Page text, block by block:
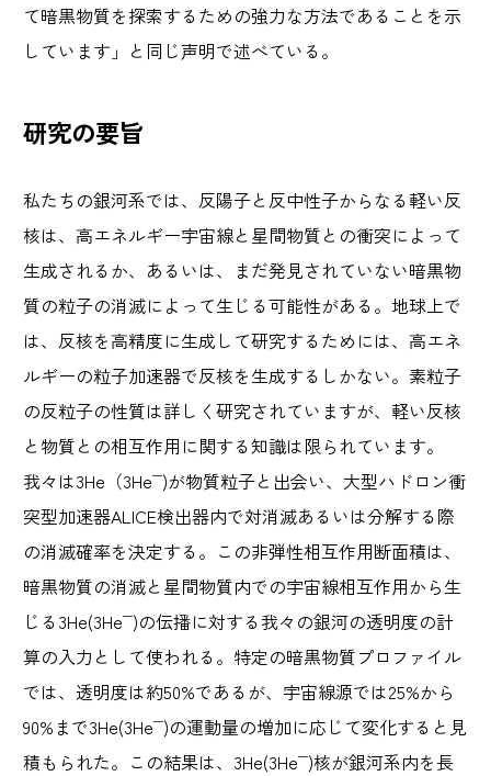
て暗黒物質を探索するための強力な方法であることを示
しています」と同じ声明で述べている。
研究の要旨
私たちの銀河系では、反陽子と反中性子からなる軽い反
核は、高エネルギー宇宙線と星間物質との衝突によって
生成されるか、あるいは、まだ発見されていない暗黒物
質の粒子の消滅によって生じる可能性がある。地球上で
は、反核を高精度に生成して研究するためには、高エネ
ルギーの粒子加速器で反核を生成するしかない。素粒子
の反粒子の性質は詳しく研究されていますが、軽い反核
と物質との相互作用に関する知識は限られています。
我々は3He（3He¯)が物質粒子と出会い、大型ハドロン衝
突型加速器ALICE検出器内で対消滅あるいは分解する際
の消滅確率を決定する。この非弾性相互作用断面積は、
暗黒物質の消滅と星間物質内での宇宙線相互作用から生
じる3He(3He¯)の伝播に対する我々の銀河の透明度の計
算の入力として使われる。特定の暗黒物質プロファイル
では、透明度は約50%であるが、宇宙線源では25%から
90%まで3He(3He¯)の運動量の増加に応じて変化すると見
積もられた。この結果は、3He(3He¯)核が銀河系内を長